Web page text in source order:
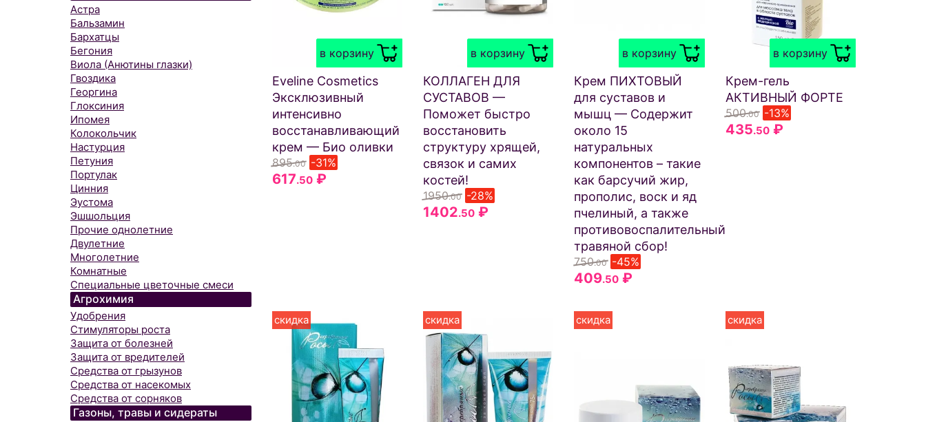
Астра
Бальзамин
Бархатцы
Бегония
Виола (Анютины глазки)
Гвоздика
Георгина
Глоксиния
Ипомея
Колокольчик
Настурция
Петуния
Портулак
Цинния
Эустома
Эшшольция
Прочие однолетние
Двулетние
Многолетние
Комнатные
Специальные цветочные смеси
Агрохимия
Удобрения
Стимуляторы роста
Защита от болезней
Защита от вредителей
Средства от грызунов
Средства от насекомых
Средства от сорняков
Газоны, травы и сидераты
в корзину
Eveline Cosmetics
Эксклюзивный
интенсивно
восстанавливающий
крем — Био оливки
895.00 -31%
617.50₽
в корзину
КОЛЛАГЕН ДЛЯ
СУСТАВОВ —
Поможет быстро
восстановить
структуру хрящей,
связок и самих
костей!
1950.00 -28%
1402.50₽
в корзину
Крем ПИХТОВЫЙ
для суставов и
мышц — Содержит
около 15
натуральных
компонентов – такие
как барсучий жир,
прополис, воск и яд
пчелиный, а также
противовоспалительный
травяной сбор!
750.00 -45%
409.50 ₽
в корзину
Крем-гель
АКТИВНЫЙ ФОРТЕ
500.00 -13%
435.50₽
скидка скидка скидка скидка